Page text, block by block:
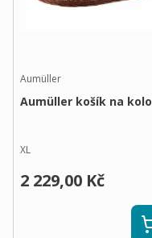
Aumüller
Aumüller košík na kolo
XL
2 229,00 Kč